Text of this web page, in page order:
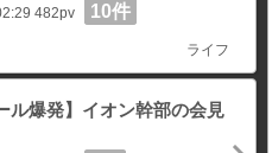
482pv 10件
ライフ
ル爆発】イオン幹部の会見